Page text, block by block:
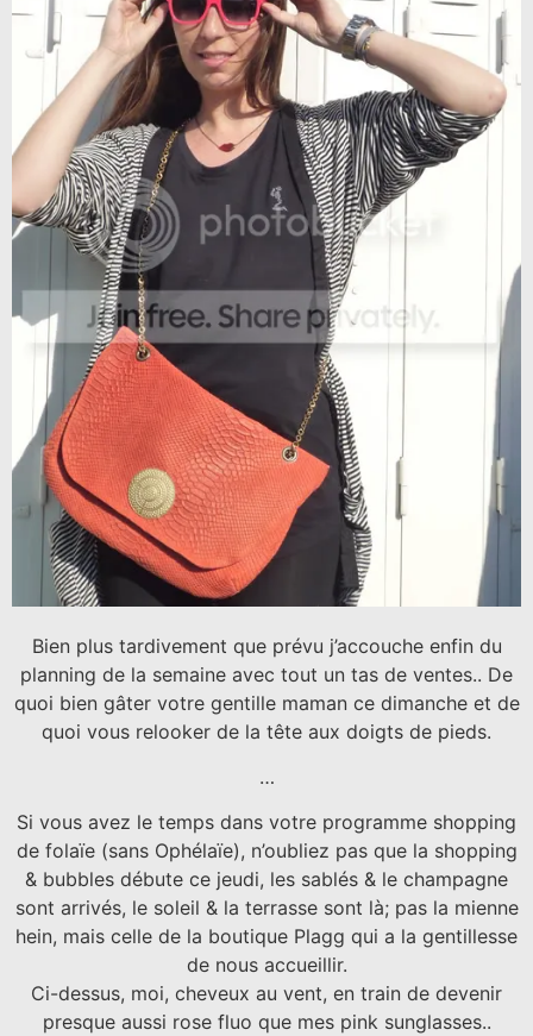
Bien plus tardivement que prévu j’accouche enfin du
planning de la semaine avec tout un tas de ventes.. De
quoi bien gâter votre gentille maman ce dimanche et de
quoi vous relooker de la tête aux doigts de pieds.
…
Si vous avez le temps dans votre programme shopping
de folaïe (sans Ophélaïe), n’oubliez pas que la shopping
& bubbles débute ce jeudi, les sablés & le champagne
sont arrivés, le soleil & la terrasse sont là; pas la mienne
hein, mais celle de la boutique Plagg qui a la gentillesse
de nous accueillir.
Ci-dessus, moi, cheveux au vent, en train de devenir
presque aussi rose fluo que mes pink sunglasses..